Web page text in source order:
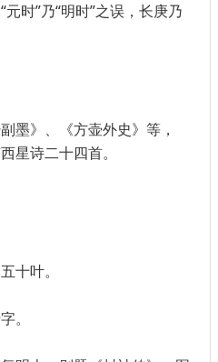
时”乃“明时”之误，长庚乃
墨》、《方壶外史》等，
星诗二十四首。
十叶。
。